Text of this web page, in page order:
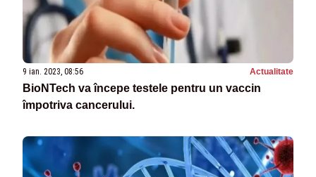
9 ian. 2023, 08:56 Actualitate
BioNTech va începe testele pentru un vaccin
împotriva cancerului.